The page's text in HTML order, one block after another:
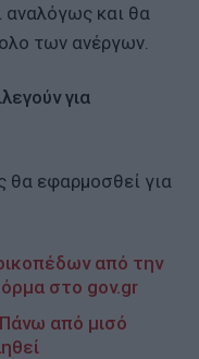
αναλόγως και θα
των ανέργων.
για
θα εφαρμοσθεί για
από την
στο gov.gr
από μισό